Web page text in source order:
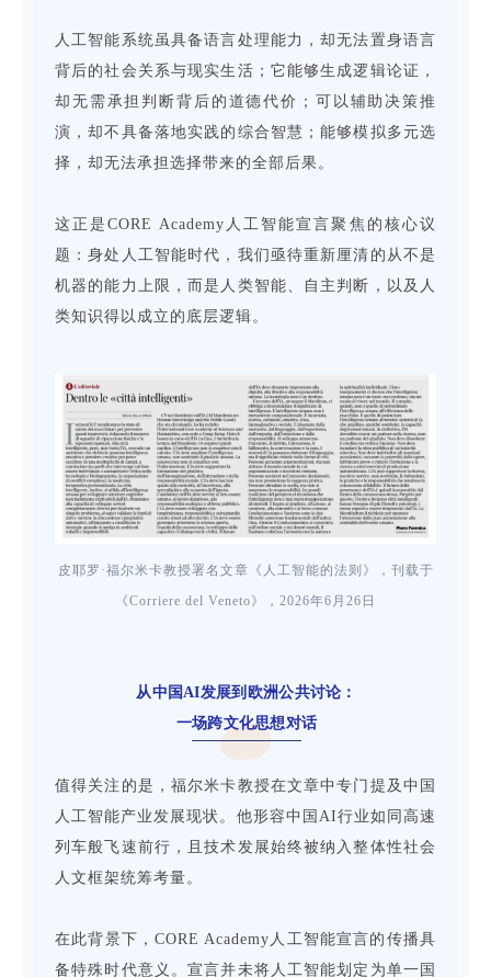
人工智能系统虽具备语言处理能力，却无法置身语言
背后的社会关系与现实生活；它能够生成逻辑论证，
却无需承担判断背后的道德代价；可以辅助决策推
演，却不具备落地实践的综合智慧；能够模拟多元选
择，却无法承担选择带来的全部后果。
这正是CORE Academy人工智能宣言聚焦的核心议
题：身处人工智能时代，我们亟待重新厘清的从不是
机器的能力上限，而是人类智能、自主判断，以及人
类知识得以成立的底层逻辑。
皮耶罗·福尔米卡教授署名文章《人工智能的法则》，刊载于
《Corriere del Veneto》，2026年6月26日
从中国AI发展到欧洲公共讨论：
一场跨文化思想对话
值得关注的是，福尔米卡教授在文章中专门提及中国
人工智能产业发展现状。他形容中国AI行业如同高速
列车般飞速前行，且技术发展始终被纳入整体性社会
人文框架统筹考量。
在此背景下，CORE Academy人工智能宣言的传播具
备特殊时代意义。宣言并未将人工智能划定为单一国